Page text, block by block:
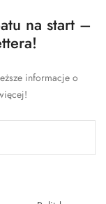
na start –
informacje o